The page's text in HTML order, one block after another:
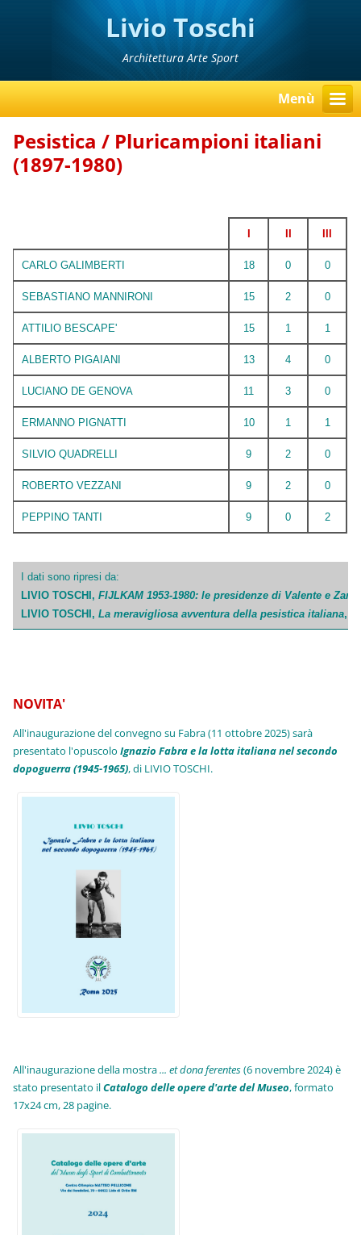
Livio Toschi
Architettura Arte Sport
Menù
Pesistica / Pluricampioni italiani
(1897-1980)
CARLO GALIMBERTI 18 0 0
SEBASTIANO MANNIRONI 15 2 0
ATTILIO BESCAPE' 15 1 1
ALBERTO PIGAIANI 13 4 0
LUCIANO DE GENOVA 11 3 0
ERMANNO PIGNATTI 10 1 1
SILVIO QUADRELLI 9 2 0
ROBERTO VEZZANI 9 2 0
PEPPINO TANTI 9 0 2
I dati sono ripresi da:
LIVIO TOSCHI,FIJLKAM 1953-1980: le presidenze di Valente e
LIVIO TOSCHI,La meravigliosa avventura della pesistica italiana,
NOVITA'
All'inaugurazione del convegno su Fabra (11 ottobre 2025) sarà
presentato l'opuscoloIgnazio Fabra e la lotta italiana nel secondo
dopoguerra (1945-1965), di LIVIO TOSCHI.
All'inaugurazione della mostra... et dona ferentes(6 novembre 2024) è
stato presentato ilCatalogo delle opere d'arte del Museo, formato
17x24 cm, 28 pagine.